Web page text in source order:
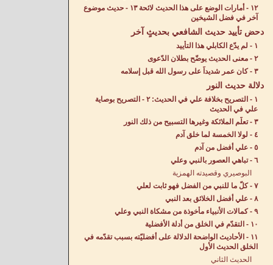
١٢ - أمارات الوضع على هذا الحديث لائحة ١٣ - حديث موضوع
آخر في فضل الشيخين
دحض تأييد حديث الشافعي بحديثٍ آخر
١ - لم يدّع الكابلي هذا التأييد
٢ - معنى الحديث يوضّح بطلان الدّعوى
٣ - كان عمر شديداً على رسول الله قبل إسلامه
دلالة حديث النور
١ - التصريح بخلافة علي في الحديث: ٢ - التصريح بوصاية
علي في الحديث
٣ - تعلّم الملائكة وغيرها التسبيح من ذلك النور
٤ - لولا الخمسة لما خلق آدم
٥ - علي أفضل من آدم
٦ - تباهي العصور بالنبي وعلي
البوصيري وقصيدته الهمزية
٧ - كلّ ما للنبي من الفضل فهو ثابت لعلي
٨ - علي أفضل الخلائق بعد النبي
٩ - كمالات الأنبياء مأخوذة من مشكاة النبي وعلي
١٠ - التقدّم في الخلق من أدلة الأفضلية
١١ - الأحاديث الواضحة الدلالة على أفضليّته بسبب تقدّمه في
الخلق الحديث الأول
الحديث الثاني